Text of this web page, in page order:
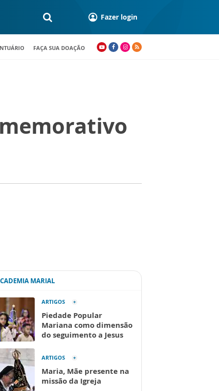
Fazer login
FAÇA SUA DOAÇÃO
MARIAL
ARTIGOS
Piedade Popular
Mariana como dimensão
do seguimento a Jesus
ARTIGOS
Maria, Mãe presente na
missão da Igreja